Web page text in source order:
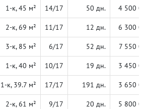
1-к, 45 м² 14/17 50 дн. 4 500
2-к, 69 м² 11/17 12 дн. 6 300
3-к, 85 м² 6/17 52 дн. 7 550
1-к, 40 м² 10/17 19 дн. 3 450
1-к, 39.7 м² 17/17 191 дн. 3 650
2-к, 61 м² 9/17 20 дн. 5 800